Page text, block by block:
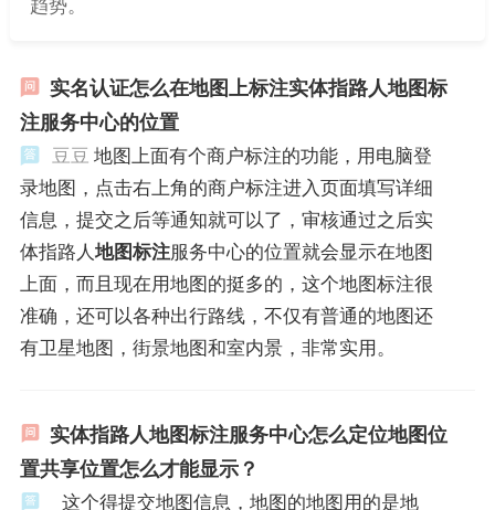
实名认证怎么在地图上标注实体指路人地图标
注服务中心的位置
豆豆 地图上面有个商户标注的功能，用电脑登
录地图，点击右上角的商户标注进入页面填写详细
信息，提交之后等通知就可以了，审核通过之后实
体指路人地图标注服务中心的位置就会显示在地图
上面，而且现在用地图的挺多的，这个地图标注很
准确，还可以各种出行路线，不仅有普通的地图还
有卫星地图，街景地图和室内景，非常实用。
实体指路人地图标注服务中心怎么定位地图位
置共享位置怎么才能显示？
这个得提交地图信息，地图的地图用的是地